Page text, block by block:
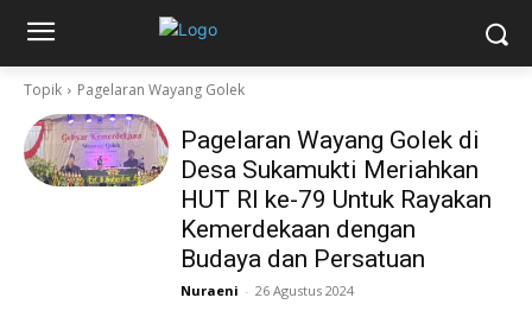
Topik Pagelaran Wayang Golek
Pagelaran Wayang Golek di
Desa Sukamukti Meriahkan
HUT RI ke-79 Untuk Rayakan
Kemerdekaan dengan
Budaya dan Persatuan
Nuraeni - 26 Agustus 2024